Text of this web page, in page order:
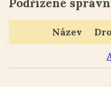
Podřízené
Název